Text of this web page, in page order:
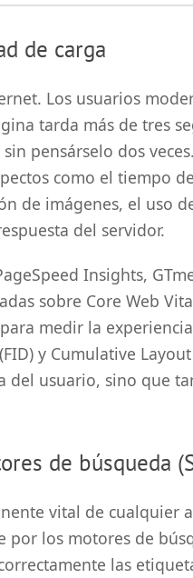
de carga
Los usuarios
tarda más de tres
pensárselo dos
como el tiempo
de imágenes, el uso
del servidor.
Insights,
sobre Core Web
medir la
y Cumulative
del usuario, sino que
de búsqueda
vital de cualquier
por los motores de
las